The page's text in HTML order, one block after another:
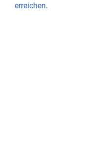
erreichen.